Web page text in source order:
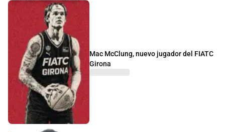
Mac McClung, nuevo jugador del FIATC
Girona